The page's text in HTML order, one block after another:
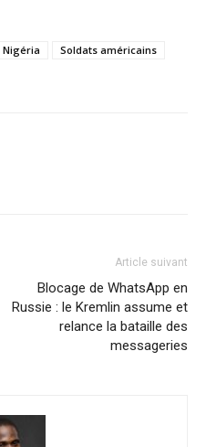
Nigéria
Soldats américains
Article suivant
Blocage de WhatsApp en
Russie : le Kremlin assume et
relance la bataille des
messageries